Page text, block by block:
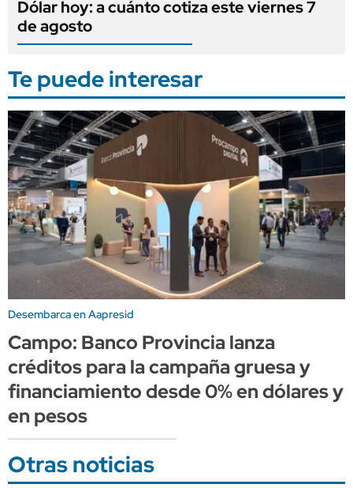
Dólar hoy: a cuánto cotiza este viernes 7
de agosto
Te puede interesar
Desembarca en Aapresid
Campo: Banco Provincia lanza
créditos para la campaña gruesa y
financiamiento desde 0% en dólares y
en pesos
Otras noticias